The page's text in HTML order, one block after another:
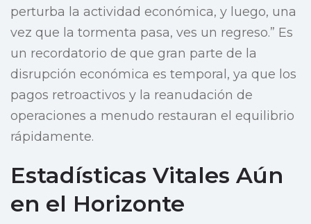
perturba la actividad económica, y luego, una
vez que la tormenta pasa, ves un regreso.” Es
un recordatorio de que gran parte de la
disrupción económica es temporal, ya que los
pagos retroactivos y la reanudación de
operaciones a menudo restauran el equilibrio
rápidamente.
Estadísticas Vitales Aún
en el Horizonte